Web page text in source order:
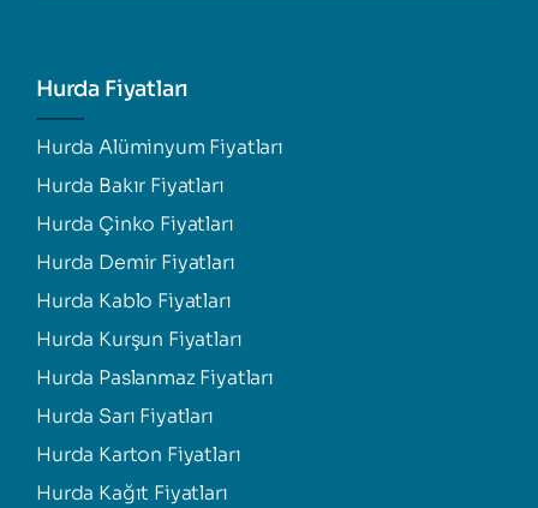
Hurda Fiyatları
Hurda Alüminyum Fiyatları
Hurda Bakır Fiyatları
Hurda Çinko Fiyatları
Hurda Demir Fiyatları
Hurda Kablo Fiyatları
Hurda Kurşun Fiyatları
Hurda Paslanmaz Fiyatları
Hurda Sarı Fiyatları
Hurda Karton Fiyatları
Hurda Kağıt Fiyatları